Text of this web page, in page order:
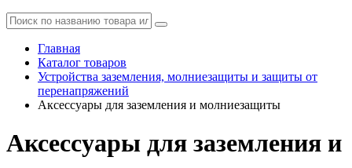
Главная
Каталог товаров
Устройства заземления, молниезащиты и защиты от
перенапряжений
Аксессуары для заземления и молниезащиты
Аксессуары для заземления и